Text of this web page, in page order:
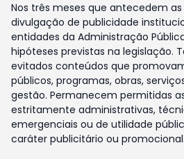
Nos três meses que antecedem
divulgação de publicidade
entidades da Administração
hipóteses previstas na legislação.
evitados conteúdos que
públicos, programas, obras,
gestão. Permanecem permitidas
estritamente administrativas,
emergenciais ou de utilidade
caráter publicitário ou promocional.